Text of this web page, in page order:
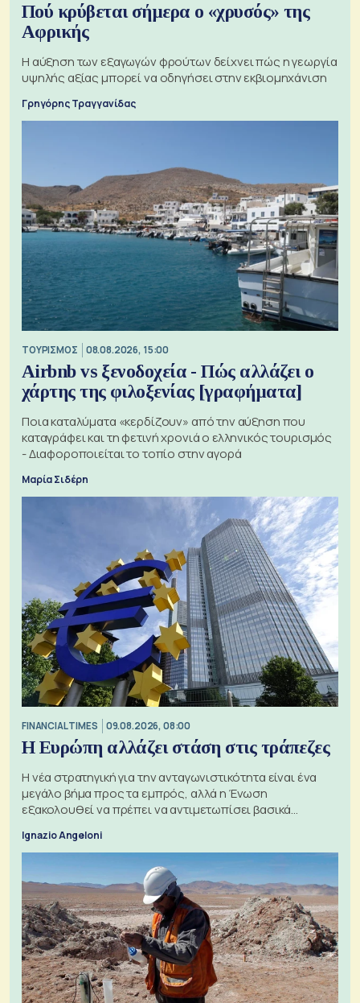
Πού κρύβεται σήμερα ο «χρυσός» της
Αφρικής
Η αύξηση των εξαγωγών φρούτων δείχνει πώς η γεωργία
υψηλής αξίας μπορεί να οδηγήσει στην εκβιομηχάνιση
Γρηγόρης Τραγγανίδας
ΤΟΥΡΙΣΜΟΣ 08.08.2026, 15:00
Airbnb vs ξενοδοχεία - Πώς αλλάζει ο
χάρτης της φιλοξενίας [γραφήματα]
Ποια καταλύματα «κερδίζουν» από την αύξηση που
καταγράφει και τη φετινή χρονιά ο ελληνικός τουρισμός
- Διαφοροποιείται το τοπίο στην αγορά
Μαρία Σιδέρη
FINANCIAL TIMES 09.08.2026, 08:00
Η Ευρώπη αλλάζει στάση στις τράπεζες
Η νέα στρατηγική για την ανταγωνιστικότητα είναι ένα
μεγάλο βήμα προς τα εμπρός, αλλά η Ένωση
εξακολουθεί να πρέπει να αντιμετωπίσει βασικά
Ignazio Angeloni